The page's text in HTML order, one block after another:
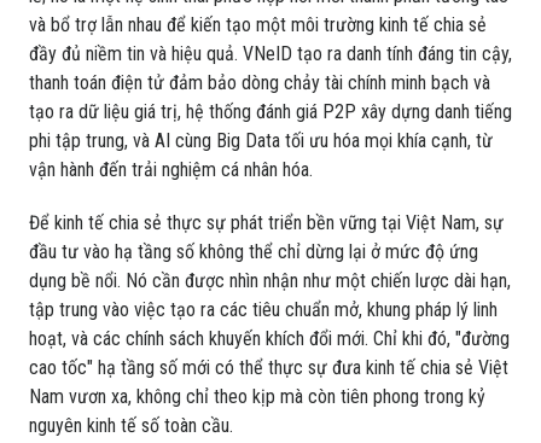
và bổ trợ lẫn nhau để kiến tạo một môi trường kinh tế chia sẻ
đầy đủ niềm tin và hiệu quả. VNeID tạo ra danh tính đáng tin cậy,
thanh toán điện tử đảm bảo dòng chảy tài chính minh bạch và
tạo ra dữ liệu giá trị, hệ thống đánh giá P2P xây dựng danh tiếng
phi tập trung, và AI cùng Big Data tối ưu hóa mọi khía cạnh, từ
vận hành đến trải nghiệm cá nhân hóa.
Để kinh tế chia sẻ thực sự phát triển bền vững tại Việt Nam, sự
đầu tư vào hạ tầng số không thể chỉ dừng lại ở mức độ ứng
dụng bề nổi. Nó cần được nhìn nhận như một chiến lược dài hạn,
tập trung vào việc tạo ra các tiêu chuẩn mở, khung pháp lý linh
hoạt, và các chính sách khuyến khích đổi mới. Chỉ khi đó, "đường
cao tốc" hạ tầng số mới có thể thực sự đưa kinh tế chia sẻ Việt
Nam vươn xa, không chỉ theo kịp mà còn tiên phong trong kỷ
nguyên kinh tế số toàn cầu.